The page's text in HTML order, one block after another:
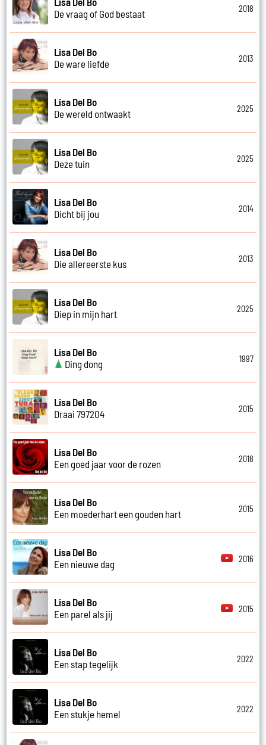
De vraag of God bestaat
2018
Lisa Del Bo
De ware liefde
2013
Lisa Del Bo
De wereld ontwaakt
2025
Lisa Del Bo
Deze tuin
2025
Lisa Del Bo
Dicht bij jou
2014
Lisa Del Bo
Die allereerste kus
2013
Lisa Del Bo
Diep in mijn hart
2025
Lisa Del Bo
Ding dong
1997
Lisa Del Bo
Draai 797204
2015
Lisa Del Bo
Een goed jaar voor de rozen
2018
Lisa Del Bo
Een moederhart een gouden hart
2015
Lisa Del Bo
Een nieuwe dag
2016
Lisa Del Bo
Een parel als jij
2015
Lisa Del Bo
Een stap tegelijk
2022
Lisa Del Bo
Een stukje hemel
2022